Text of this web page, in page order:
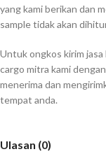
yang kami berikan dan
sample tidak akan
Untuk ongkos kirim
cargo mitra kami
menerima dan
tempat anda.
Ulasan (0)